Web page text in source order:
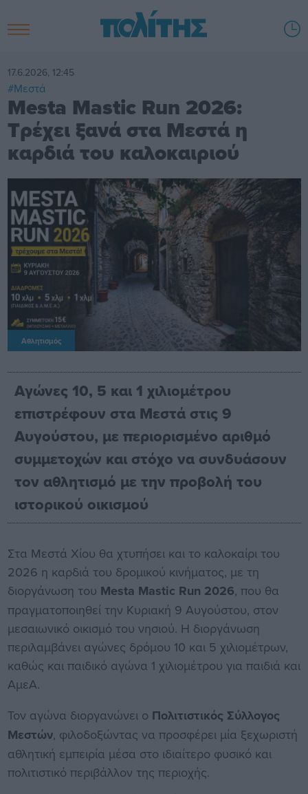
17.6.2026, 12:45
#Μεστά
Mesta Mastic Run 2026:
Τρέχει ξανά στα Μεστά η
καρδιά του καλοκαιριού
Αθλητισμός
Αγώνες 10, 5 και 1 χιλιομέτρου
επιστρέφουν στα Μεστά στις 9
Αυγούστου, με περιορισμένο αριθμό
συμμετοχών και στόχο να συνδυάσουν
τον αθλητισμό με την προβολή του
ιστορικού οικισμού
Στα Μεστά Χίου θα χτυπήσει και το καλοκαίρι του
2026 η καρδιά του δρομικού κινήματος, με τη
διοργάνωση του Mesta Mastic Run 2026, που θα
πραγματοποιηθεί την Κυριακή 9 Αυγούστου, στον
μεσαιωνικό οικισμό του νησιού. Η διοργάνωση
περιλαμβάνει αγώνες δρόμου 10 και 5 χιλιομέτρων,
καθώς και παιδικό αγώνα 1 χιλιομέτρου για παιδιά και
ΑμεΑ.
Τον αγώνα διοργανώνει ο Πολιτιστικός Σύλλογος
Μεστών, φιλοδοξώντας να προσφέρει μία ξεχωριστή
αθλητική εμπειρία μέσα στο ιδιαίτερο φυσικό και
πολιτιστικό περιβάλλον της περιοχής.